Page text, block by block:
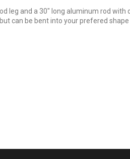
leg and a 30" long aluminum rod with
can be bent into your prefered